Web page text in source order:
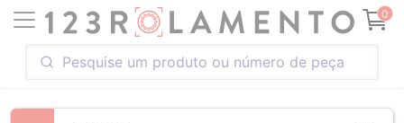
0
Loading...